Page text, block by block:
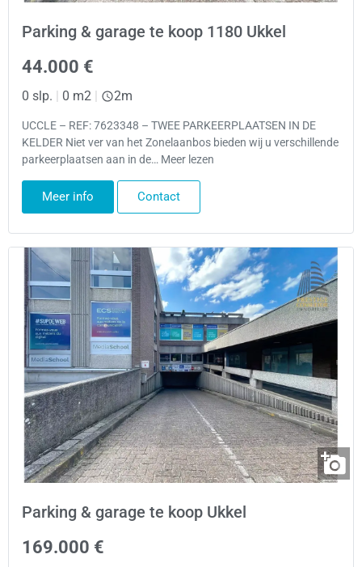
Parking & garage te koop 1180 Ukkel
44.000 €
0 slp. | 0 m2 | 2m
UCCLE – REF: 7623348 – TWEE PARKEERPLAATSEN IN DE
KELDER Niet ver van het Zonelaanbos bieden wij u verschillende
parkeerplaatsen aan in de… Meer lezen
Meer info Contact
Parking & garage te koop Ukkel
169.000 €